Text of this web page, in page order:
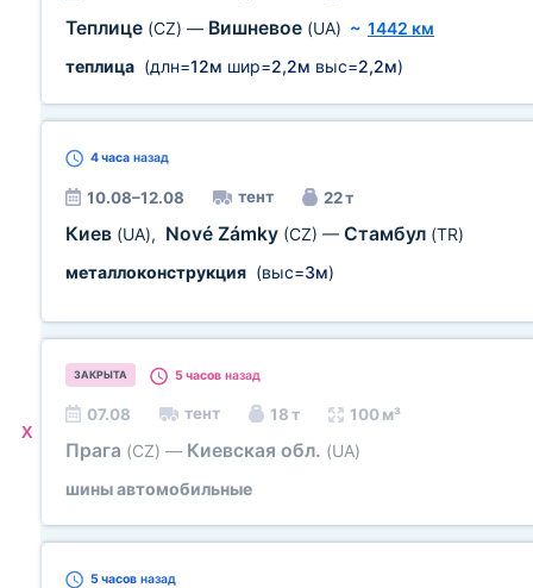
Теплице (CZ) — Вишневое (UA) ~ 1442 км
теплица (длн=12м шир=2,2м выс=2,2м)
4 часа назад
10.08–12.08 тент 22 т
Киев (UA), Nové Zámky (CZ) — Стамбул (TR)
металлоконструкция (выс=3м)
X
ЗАКРЫТА 5 часов назад
07.08 тент 18 т 100 м³
Прага (CZ) — Киевская обл. (UA)
шины автомобильные
5 часов назад